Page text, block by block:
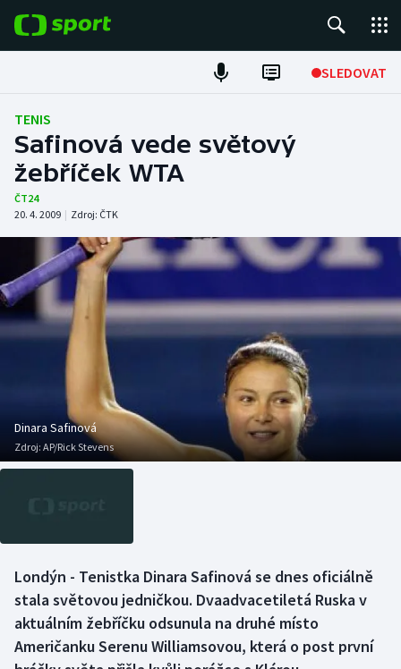
SLEDOVAT
ME v atletice
ME v plavání
Fotbal
Hokej
Tenis
DALŠÍ SPORTY
Americký fotbal
Atletika
Baseball a softbal
Biatlon
Boby a skeleton
Box
NEPŘEHLÉDNĚTE
Soutěže
Historické návraty
AZ kvíz
TENIS
Safinová vede světový
žebříček WTA
ČT24
20. 4. 2009 | Zdroj: ČTK
Dinara Safinová
Zdroj: AP/Rick Stevens
Londýn - Tenistka Dinara Safinová se dnes oficiálně
stala světovou jedničkou. Dvaadvacetiletá Ruska v
aktuálním žebříčku odsunula na druhé místo
Američanku Serenu Williamsovou, která o post první